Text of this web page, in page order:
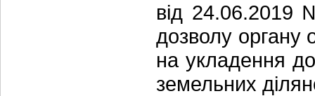
від
дозволу органу
на укладення
земельних